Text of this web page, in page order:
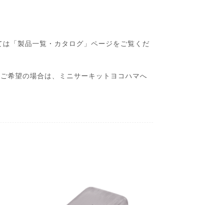
「製品一覧・カタログ」ページをご覧くだ
希望の場合は、ミニサーキットヨコハマへ